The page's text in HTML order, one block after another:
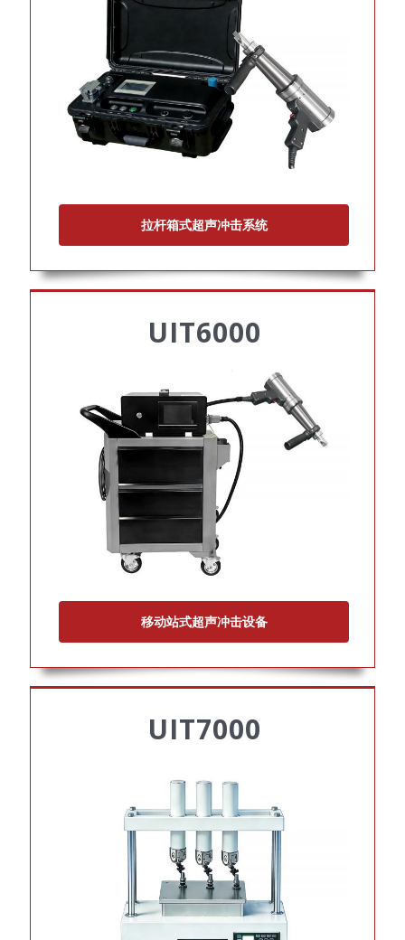
拉杆箱式超声冲击系统
UIT6000
移动站式超声冲击设备
UIT7000